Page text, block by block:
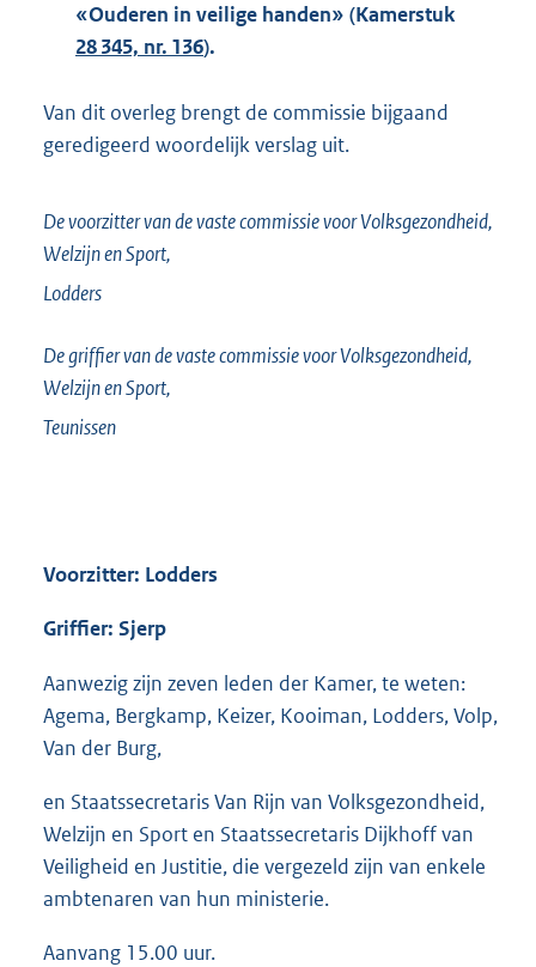
«Ouderen in veilige handen» (Kamerstuk
28 345, nr. 136).
Van dit overleg brengt de commissie bijgaand
geredigeerd woordelijk verslag uit.
De voorzitter van de vaste commissie voor Volksgezondheid,
Welzijn en Sport,
Lodders
De griffier van de vaste commissie voor Volksgezondheid,
Welzijn en Sport,
Teunissen
Voorzitter: Lodders
Griffier: Sjerp
Aanwezig zijn zeven leden der Kamer, te weten:
Agema, Bergkamp, Keizer, Kooiman, Lodders, Volp,
Van der Burg,
en Staatssecretaris Van Rijn van Volksgezondheid,
Welzijn en Sport en Staatssecretaris Dijkhoff van
Veiligheid en Justitie, die vergezeld zijn van enkele
ambtenaren van hun ministerie.
Aanvang 15.00 uur.